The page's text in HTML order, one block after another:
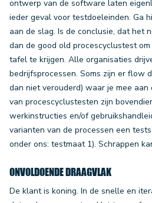
ontwerp van de software laten
ieder geval voor testdoeleinden. Ga
aan de slag. Is de conclusie, dat het
dan de good old procescyclustest
tafel te krijgen. Alle organisaties
bedrijfsprocessen. Soms zijn er flow
dan niet verouderd) waar je mee
van procescyclustesten zijn
werkinstructies en/of
varianten van de processen een
onder ons: testmaat 1). Schrappen
ONVOLDOENDE DRAAGVLAK
De klant is koning. In de snelle en